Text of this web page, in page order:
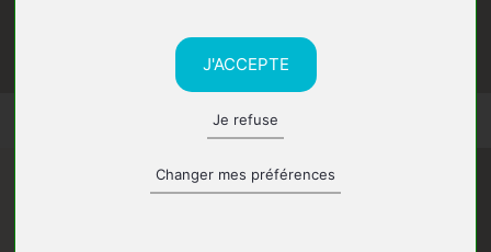
J'ACCEPTE
Je refuse
Changer mes préférences
Ses ouvrages